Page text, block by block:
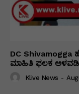
DC Shivamogga
ಮಾಹಿತಿ ಫಲಕ ಅಳವಡಿಕೆ
Klive News -